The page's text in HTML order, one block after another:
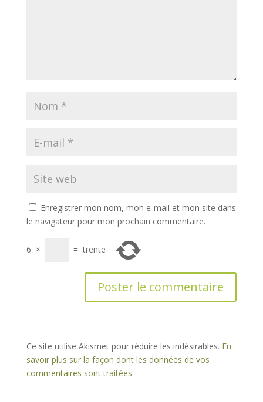
Enregistrer mon nom, mon e-mail et mon site dans
le navigateur pour mon prochain commentaire.
6 × = trente
Ce site utilise Akismet pour réduire les indésirables. En
savoir plus sur la façon dont les données de vos
commentaires sont traitées.